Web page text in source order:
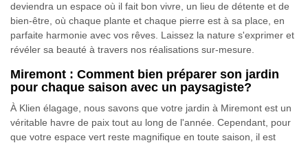
deviendra un espace où il fait bon vivre, un lieu de détente et de
bien-être, où chaque plante et chaque pierre est à sa place, en
parfaite harmonie avec vos rêves. Laissez la nature s'exprimer et
révéler sa beauté à travers nos réalisations sur-mesure.
Miremont : Comment bien préparer son jardin
pour chaque saison avec un paysagiste?
À Klien élagage, nous savons que votre jardin à Miremont est un
véritable havre de paix tout au long de l'année. Cependant, pour
que votre espace vert reste magnifique en toute saison, il est